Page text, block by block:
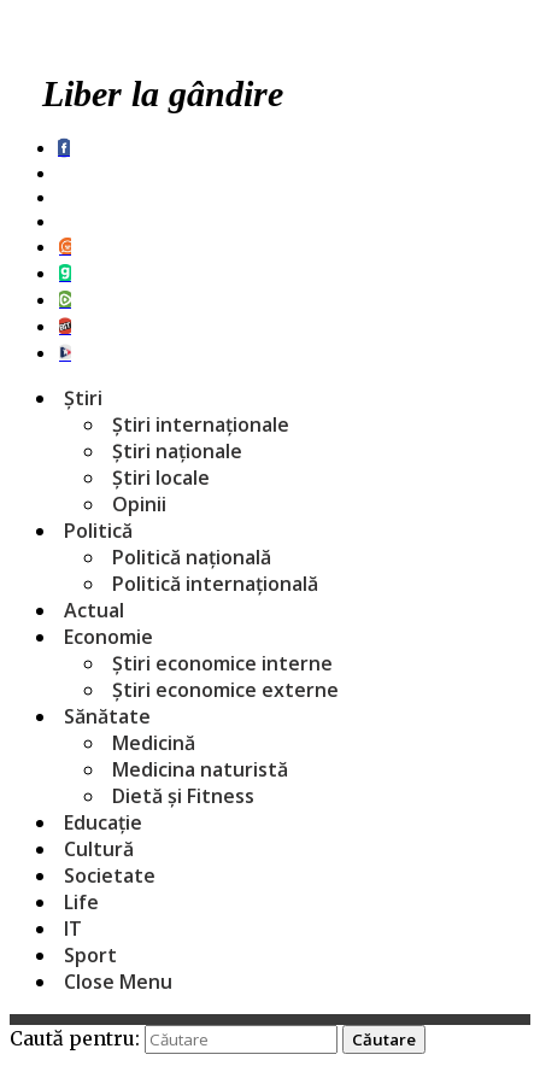
Liber la gândire
Știri
Știri internaționale
Știri naționale
Știri locale
Opinii
Politică
Politică națională
Politică internațională
Actual
Economie
Știri economice interne
Știri economice externe
Sănătate
Medicină
Medicina naturistă
Dietă și Fitness
Educație
Cultură
Societate
Life
IT
Sport
Close Menu
Caută pentru: